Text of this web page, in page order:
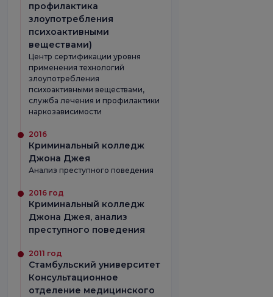
профилактика
злоупотребления
психоактивными
веществами)
Центр сертификации уровня
применения технологий
злоупотребления
психоактивными веществами,
служба лечения и профилактики
наркозависимости
2016
Криминальный колледж
Джона Джея
Анализ преступного поведения
2016 год
Криминальный колледж
Джона Джея, анализ
преступного поведения
2011 год
Стамбульский университет
Консультационное
отделение медицинского